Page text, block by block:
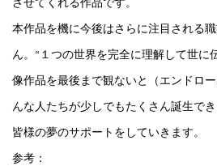
本作品を機に今後はさらに注目される
ん。“１つの世界を完全に理解して世に
像作品を最後まで観ないと（エンドロ
んな人たちが少しでもたくさん誕生で
皆様の夢のサポートをしていきます。
参考：